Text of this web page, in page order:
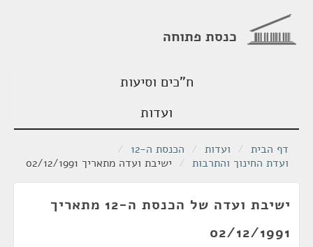
כנסת פתוחה
ח"כים וסיעות
ועדות
דף הבית / ועדות / הכנסת ה-12
/
ועדת החינוך והתרבות / ישיבת ועדה מתאריך 02/12/1991
ישיבת ועדה של הכנסת ה-12 מתאריך
02/12/1991